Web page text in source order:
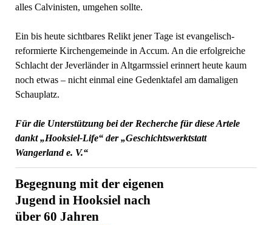
alles Calvinisten, umgehen sollte.
Ein bis heute sichtbares Relikt jener Tage ist evangelisch-
reformierte Kirchengemeinde in Accum. An die erfolgreiche
Schlacht der Jeverländer in Altgarmssiel erinnert heute kaum
noch etwas – nicht einmal eine Gedenktafel am damaligen
Schauplatz.
Für die Unterstützung bei der Recherche für diese Artele
dankt „Hooksiel-Life“ der „Geschichtswerktstatt
Wangerland e. V.“
Begegnung mit der eigenen
Jugend in Hooksiel nach
über 60 Jahren